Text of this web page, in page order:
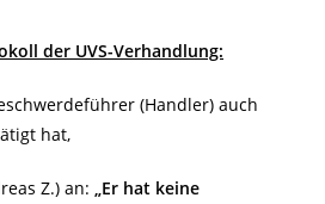
der UVS-Verhandlung:
(Handler) auch
hat,
Z.) an: „Er hat keine